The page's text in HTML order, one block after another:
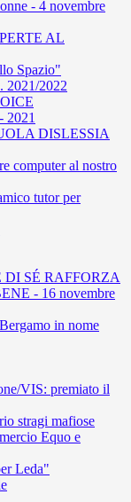
- 4 novembre
AL
Spazio"
2021/2022
2021
DISLESSIA
computer al nostro
tutor per
SÉ RAFFORZA
- 16 novembre
in nome
VIS: premiato il
stragi mafiose
Equo e
Leda"